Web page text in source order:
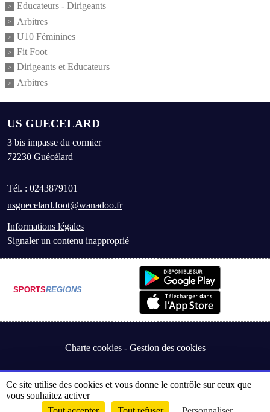
Educateurs - Dirigeants
Arbitres
U10 Féminines
Fit Foot
Dirigeants et Educateurs
Arbitres
US GUECELARD
3 bis impasse du cormier
72230 Guécélard
Tél. : 0243879101
usguecelard.foot@wanadoo.fr
Informations légales
Signaler un contenu inapproprié
SPORTSREGIONS
Charte cookies Gestion des cookies
Ce site utilise des cookies et vous donne le contrôle sur ceux que
vous souhaitez activer